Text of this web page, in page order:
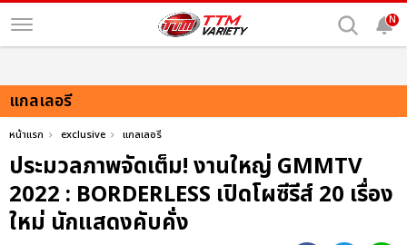
N
แกลเลอรี
หน้าแรก exclusive แกลเลอรี
ประมวลภาพจัดเต็ม! งานใหญ่ GMMTV
2022 : BORDERLESS เปิดโผซีรีส์ 20 เรื่อง
ใหม่ นักแสดงคับคั่ง